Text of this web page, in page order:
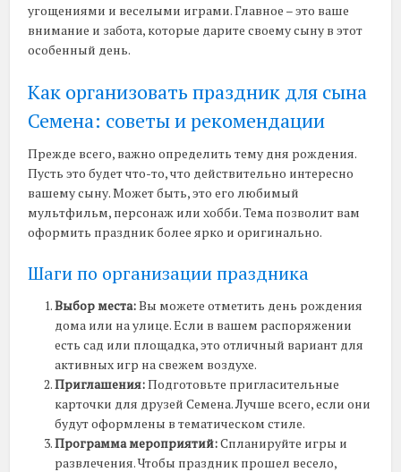
угощениями и веселыми играми. Главное – это ваше
внимание и забота, которые дарите своему сыну в этот
особенный день.
Как организовать праздник для сына
Семена: советы и рекомендации
Прежде всего, важно определить тему дня рождения.
Пусть это будет что-то, что действительно интересно
вашему сыну. Может быть, это его любимый
мультфильм, персонаж или хобби. Тема позволит вам
оформить праздник более ярко и оригинально.
Шаги по организации праздника
Выбор места:Вы можете отметить день рождения
дома или на улице. Если в вашем распоряжении
есть сад или площадка, это отличный вариант для
активных игр на свежем воздухе.
Приглашения:Подготовьте пригласительные
карточки для друзей Семена. Лучше всего, если они
будут оформлены в тематическом стиле.
Программа мероприятий:Спланируйте игры и
развлечения. Чтобы праздник прошел весело,